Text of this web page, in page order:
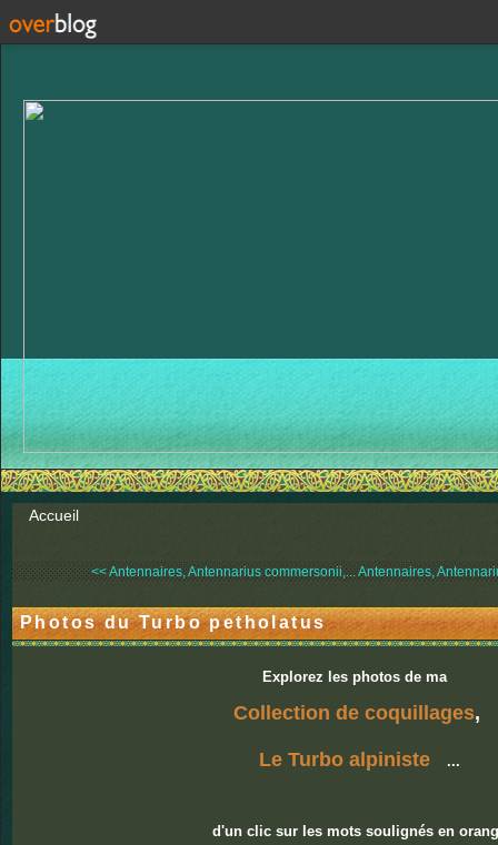
Accueil
<< Antennaires, Antennarius commersonii,...Antennaires,
Photos du Turbo petholatus
Explorez les photos de ma
Collection de coquillages,
Le Turbo alpiniste ...
d'un clic sur les mots soulignés en